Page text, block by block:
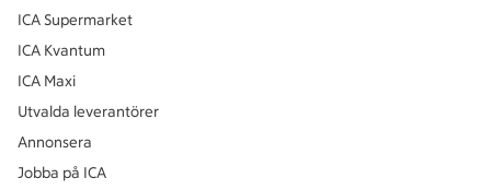
ICA Supermarket
ICA Kvantum
ICA Maxi
Utvalda leverantörer
Annonsera
Jobba på ICA